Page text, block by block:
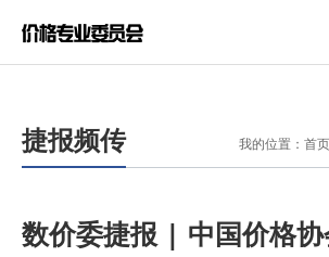
捷报频传 我的位置： 首页
数价委捷报 | 中国价格